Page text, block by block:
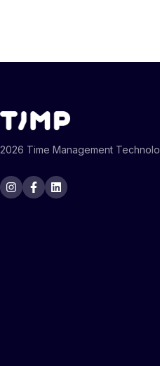
2026 Time Management